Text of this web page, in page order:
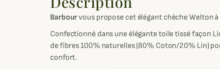
Barbourvous propose cet élégant chèche Welton
Confectionné dans une élégante toile tissé façon
de fibres 100% naturelles (80% Coton/20% Lin)
confort.